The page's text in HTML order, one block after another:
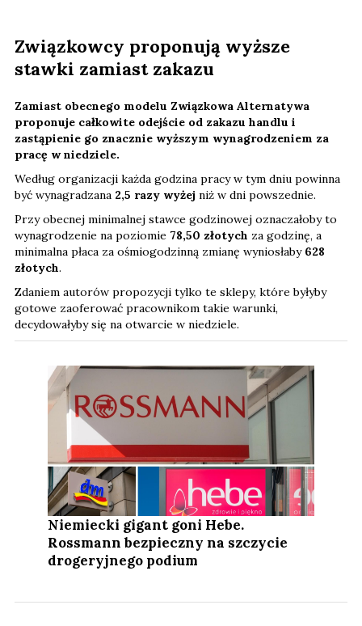
Związkowcy proponują wyższe
stawki zamiast zakazu
Zamiast obecnego modelu Związkowa Alternatywa
proponuje całkowite odejście od zakazu handlu i
zastąpienie go znacznie wyższym wynagrodzeniem za
pracę w niedziele.
Według organizacji każda godzina pracy w tym dniu powinna
być wynagradzana 2,5 razy wyżej niż w dni powszednie.
Przy obecnej minimalnej stawce godzinowej oznaczałoby to
wynagrodzenie na poziomie 78,50 złotych za godzinę, a
minimalna płaca za ośmiogodzinną zmianę wyniosłaby 628
złotych.
Zdaniem autorów propozycji tylko te sklepy, które byłyby
gotowe zaoferować pracownikom takie warunki,
decydowałyby się na otwarcie w niedziele.
Niemiecki gigant goni Hebe.
Rossmann bezpieczny na szczycie
drogeryjnego podium